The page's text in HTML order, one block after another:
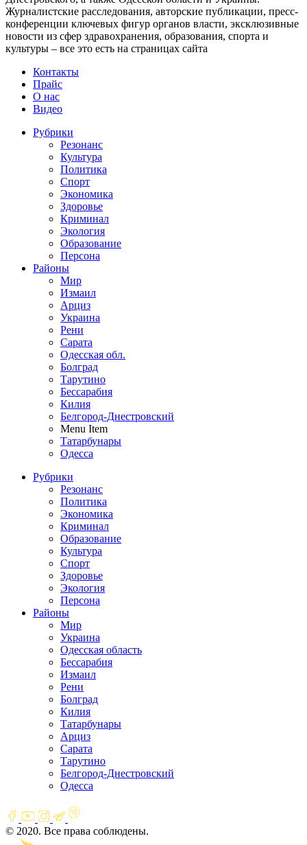
Журналистские расследования, авторские публикации, пресс-
конференции ключевых фигур органов власти, эксклюзивные
новости из сфер здравохранения, образования, спорта и
культуры – все это есть на страницах сайта
Контакты
Прайс
О нас
Видео
Рубрики
Резонанс
Культура
Политика
Спорт
Экономика
Здоровье
Криминал
Экология
Образование
Персона
Районы
Мир
Измаил
Арциз
Украина
Рени
Сарата
Одесская обл.
Болград
Тарутино
Бессарабия
Килия
Белгород-Днестровский
Menu Item
Татарбунары
Одесса
Рубрики
Резонанс
Политика
Экономика
Криминал
Образование
Культура
Спорт
Здоровье
Экология
Персона
Районы
Мир
Украина
Одесская область
Бессарабия
Измаил
Рени
Болград
Килия
Татарбунары
Арциз
Сарата
Тарутино
Белгород-Днестровский
Одесса
© 2020. Все права соблюдены.